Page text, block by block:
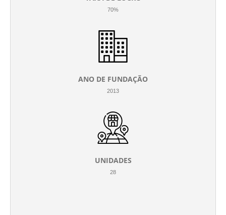
70%
ANO DE FUNDAÇÃO
2013
UNIDADES
28